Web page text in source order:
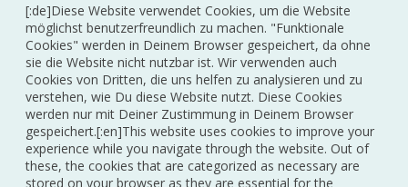
[:de]Diese Website verwendet Cookies, um die Website
möglichst benutzerfreundlich zu machen. "Funktionale
Cookies" werden in Deinem Browser gespeichert, da ohne
sie die Website nicht nutzbar ist. Wir verwenden auch
Cookies von Dritten, die uns helfen zu analysieren und zu
verstehen, wie Du diese Website nutzt. Diese Cookies
werden nur mit Deiner Zustimmung in Deinem Browser
gespeichert.[:en]This website uses cookies to improve your
experience while you navigate through the website. Out of
these, the cookies that are categorized as necessary are
stored on your browser as they are essential for the